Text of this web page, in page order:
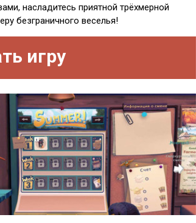
насладитесь приятной трёхмерной
безграничного веселья!
игру